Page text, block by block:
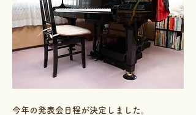
今年の発表会日程が決定しました。